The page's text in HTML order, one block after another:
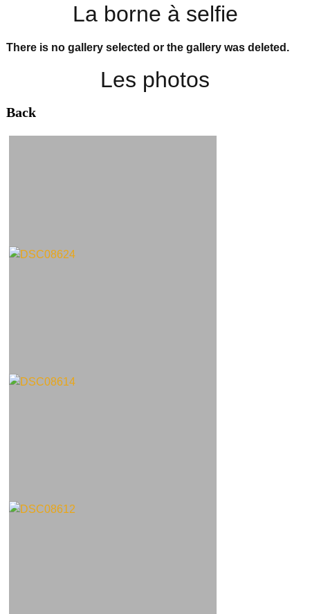
La borne à selfie
There is no gallery selected or the gallery was deleted.
Les photos
Back